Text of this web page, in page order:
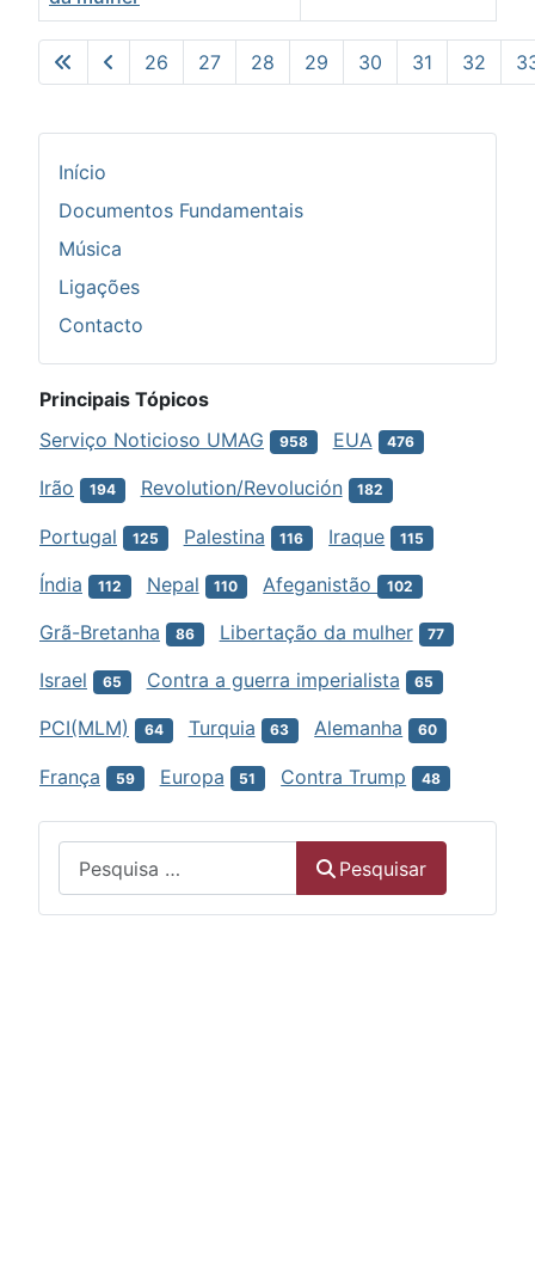
Artigos
Pág. 35 de 35
26 27 28 29 30 31 32
Início
Documentos Fundamentais
Música
Ligações
Contacto
Principais Tópicos
Serviço Noticioso UMAG
958 EUA 476
Irão 194 Revolution/Revolución 182
Portugal 125 Palestina 116 Iraque 115
Índia 112 Nepal 110 Afeganistão 102
Grã-Bretanha 86 Libertação da mulher 77
Israel 65 Contra a guerra imperialista 65
PCI(MLM) 64 Turquia 63 Alemanha 60
França 59 Europa 51 Contra Trump 48
Pesquisar